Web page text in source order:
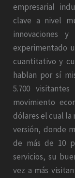
empresarial
clave a nivel
innovaciones
experimentado
cuantitativo y
hablan por sí
5.700
movimiento
dólares el cual la
versión, donde
de más de 10
servicios, su
vez a más